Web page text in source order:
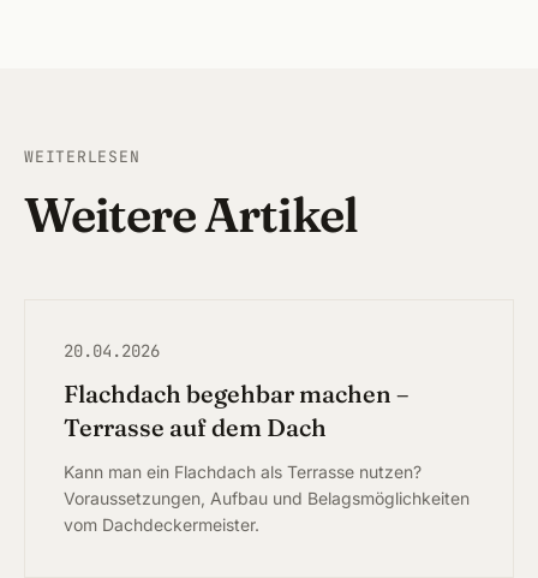
WEITERLESEN
Weitere Artikel
20.04.2026
Flachdach begehbar machen –
Terrasse auf dem Dach
Kann man ein Flachdach als Terrasse nutzen?
Voraussetzungen, Aufbau und Belagsmöglichkeiten
vom Dachdeckermeister.